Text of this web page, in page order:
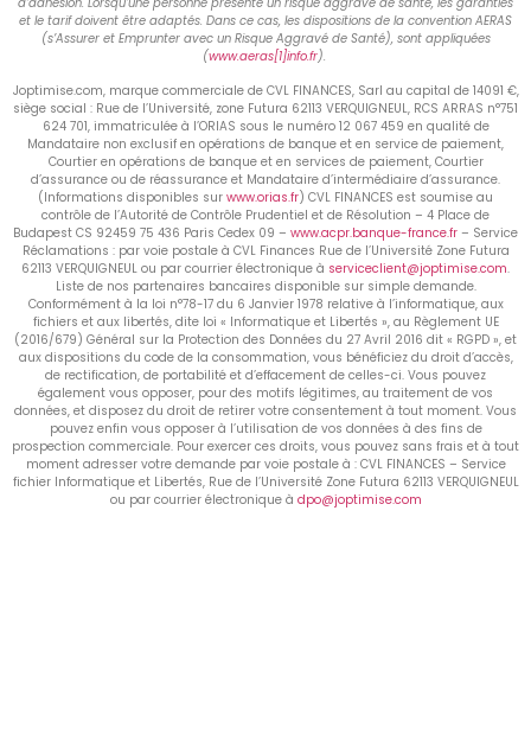
et le tarif doivent être adaptés. Dans ce cas, les dispositions de la convention AERAS
(s’Assurer et Emprunter avec un Risque Aggravé de Santé), sont appliquées
(www.aeras[1]info.fr).
Joptimise.com, marque commerciale de CVL FINANCES, Sarl au capital de 14091 €,
siège social : Rue de l’Université, zone Futura 62113 VERQUIGNEUL, RCS ARRAS n°751
624 701, immatriculée à l’ORIAS sous le numéro 12 067 459 en qualité de
Mandataire non exclusif en opérations de banque et en service de paiement,
Courtier en opérations de banque et en services de paiement, Courtier
d’assurance ou de réassurance et Mandataire d’intermédiaire d’assurance.
(Informations disponibles sur www.orias.fr) CVL FINANCES est soumise au
contrôle de l’Autorité de Contrôle Prudentiel et de Résolution – 4 Place de
Budapest CS 92459 75 436 Paris Cedex 09 – www.acpr.banque-france.fr – Service
Réclamations : par voie postale à CVL Finances Rue de l’Université Zone Futura
62113 VERQUIGNEUL ou par courrier électronique à serviceclient@joptimise.com.
Liste de nos partenaires bancaires disponible sur simple demande.
Conformément à la loi n°78-17 du 6 Janvier 1978 relative à l’informatique, aux
fichiers et aux libertés, dite loi « Informatique et Libertés », au Règlement UE
(2016/679) Général sur la Protection des Données du 27 Avril 2016 dit « RGPD », et
aux dispositions du code de la consommation, vous bénéficiez du droit d’accès,
de rectification, de portabilité et d’effacement de celles-ci. Vous pouvez
également vous opposer, pour des motifs légitimes, au traitement de vos
données, et disposez du droit de retirer votre consentement à tout moment. Vous
pouvez enfin vous opposer à l’utilisation de vos données à des fins de
prospection commerciale. Pour exercer ces droits, vous pouvez sans frais et à tout
moment adresser votre demande par voie postale à : CVL FINANCES – Service
fichier Informatique et Libertés, Rue de l’Université Zone Futura 62113 VERQUIGNEUL
ou par courrier électronique à dpo@joptimise.com